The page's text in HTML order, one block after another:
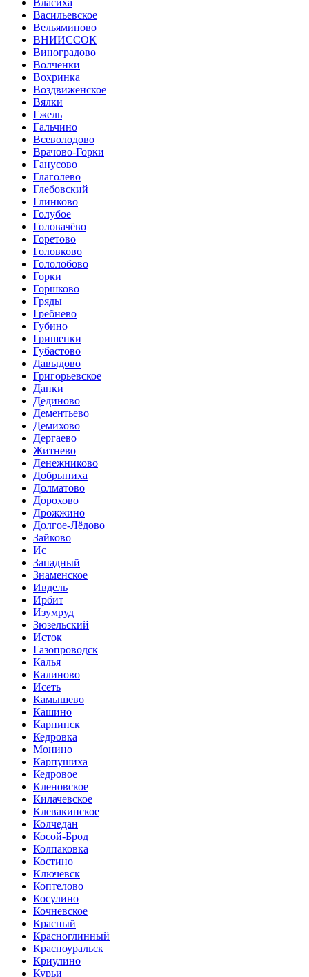
Васильевское
Вельяминово
ВНИИССОК
Виноградово
Волченки
Вохринка
Воздвиженское
Вялки
Гжель
Гальчино
Всеволодово
Врачово-Горки
Ганусово
Глаголево
Глебовский
Глинково
Голубое
Головачёво
Горетово
Головково
Гололобово
Горки
Горшково
Гряды
Гребнево
Губино
Гришенки
Губастово
Давыдово
Григорьевское
Данки
Дединово
Дементьево
Демихово
Дергаево
Житнево
Денежниково
Добрыниха
Долматово
Дорохово
Дрожжино
Долгое-Лёдово
Зайково
Ис
Западный
Знаменское
Ивдель
Ирбит
Изумруд
Зюзельский
Исток
Газопроводск
Калья
Калиново
Исеть
Камышево
Кашино
Карпинск
Кедровка
Монино
Карпушиха
Кедровое
Кленовское
Килачевское
Клевакинское
Колчедан
Косой-Брод
Колпаковка
Костино
Ключевск
Коптелово
Косулино
Кочневское
Красный
Красноглинный
Красноуральск
Криулино
Курьи